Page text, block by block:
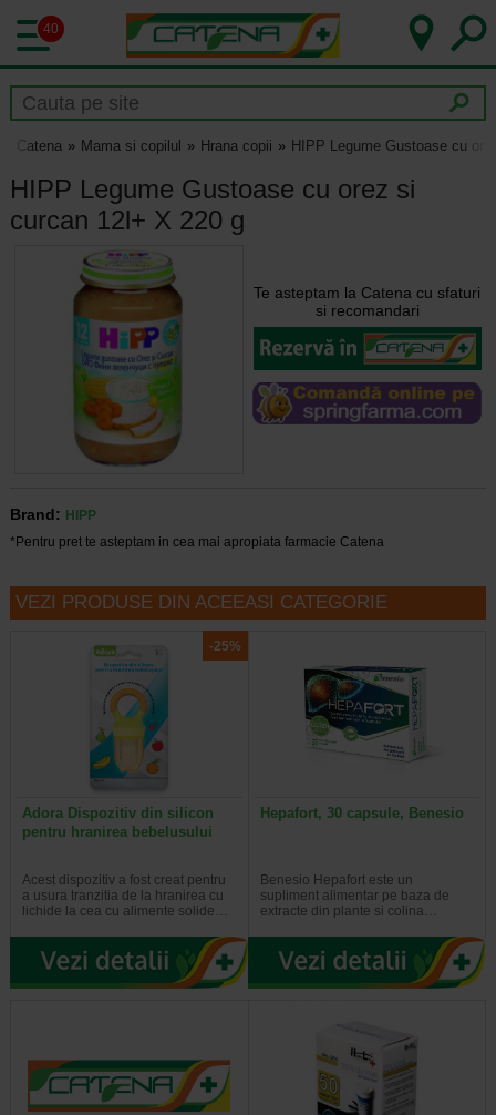
40
Catena Mama si copilul Hrana copii HIPP Legume Gustoase cu
HIPP Legume Gustoase cu orez si
curcan 12l+ X 220 g
Te asteptam la Catena cu sfaturi
si recomandari
Brand:
HIPP
*Pentru pret te asteptam in cea mai apropiata farmacie Catena
VEZI PRODUSE DIN ACEEASI CATEGORIE
-25%
Adora Dispozitiv din silicon
pentru hranirea bebelusului
Acest dispozitiv a fost creat pentru
a usura tranzitia de la hranirea cu
lichide la cea cu alimente solide…
Hepafort, 30 capsule, Benesio
Benesio Hepafort este un
supliment alimentar pe baza de
extracte din plante si colina…